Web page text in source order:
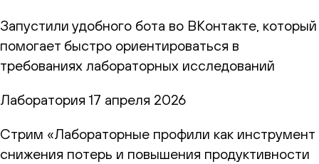
Запустили удобного бота во ВКонтакте, который
помогает быстро ориентироваться в
требованиях лабораторных исследований
Лаборатория 17 апреля 2026
Стрим «Лабораторные профили как инструмент
снижения потерь и повышения продуктивности